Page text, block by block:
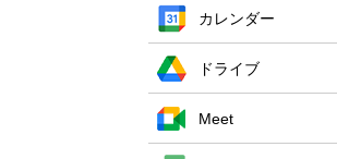
カレンダー
ドライブ
Meet